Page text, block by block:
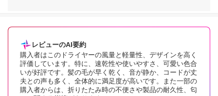
レビューのAI要約
購入者はこのドライヤーの風量と軽量性、デザインを高く
評価しています。特に、速乾性や使いやすさ、可愛い色合
いが好評です。髪の毛が早く乾く、音が静か、コードが丈
夫との声も多く、全体的に満足度が高いです。また一部の
購入者からは、折りたたみ時の不便さや製品の耐久性、匂